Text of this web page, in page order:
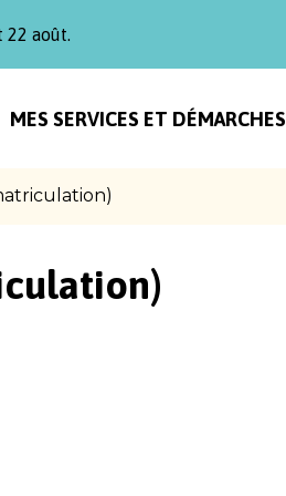
22 août.
MES SERVICES ET DÉMARCHES